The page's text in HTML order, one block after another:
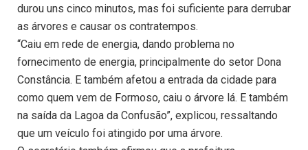
durou uns cinco minutos, mas foi suficiente para derrubar
as árvores e causar os contratempos.
“Caiu em rede de energia, dando problema no
fornecimento de energia, principalmente do setor Dona
Constância. E também afetou a entrada da cidade para
como quem vem de Formoso, caiu o árvore lá. E também
na saída da Lagoa da Confusão”, explicou, ressaltando
que um veículo foi atingido por uma árvore.